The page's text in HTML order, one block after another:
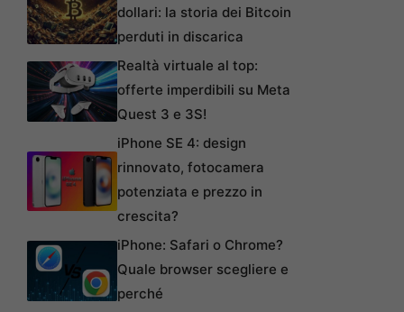
dollari: la storia dei Bitcoin
perduti in discarica
Realtà virtuale al top:
offerte imperdibili su Meta
Quest 3 e 3S!
iPhone SE 4: design
rinnovato, fotocamera
potenziata e prezzo in
crescita?
iPhone: Safari o Chrome?
Quale browser scegliere e
perché